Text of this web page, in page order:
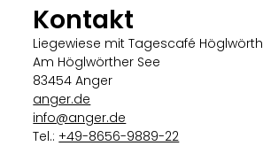
Kontakt
Liegewiese mit Tagescafé Höglwörth
Am Höglwörther See
83454 Anger
anger.de
info@anger.de
Tel.:+49-8656-9889-22